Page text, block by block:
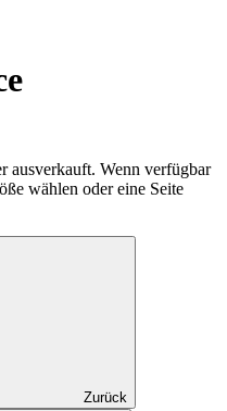
ausverkauft. Wenn verfügbar
wählen oder eine Seite
Zurück